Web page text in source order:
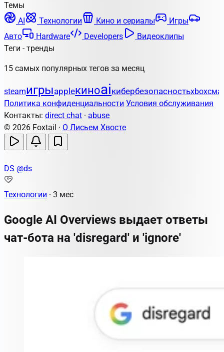
Темы
AI
Технологии Кино и сериалы
Игры
Авто
Hardware Developers
Видеоклипы
Теги - тренды
15 самых популярных тегов за месяц
steamигрыappleкиноaiкибербезопасностьxbox
Политика конфиденциальности Условия обслуживания
Контакты: direct chat · abuse
© 2026 Foxtail · О Лисьем Хвосте
DS @ds
Технологии · 3 мес
Google AI Overviews выдает ответы
чат-бота на 'disregard' и 'ignore'